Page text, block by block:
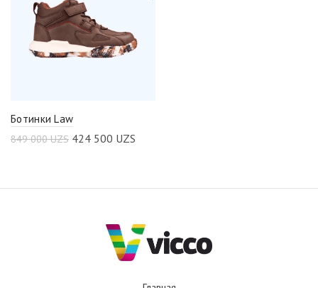
Ботинки Law
849 000UZS 424 500 UZS